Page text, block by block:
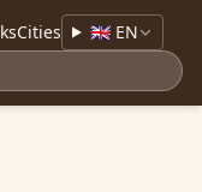
Cities 🇬🇧 EN